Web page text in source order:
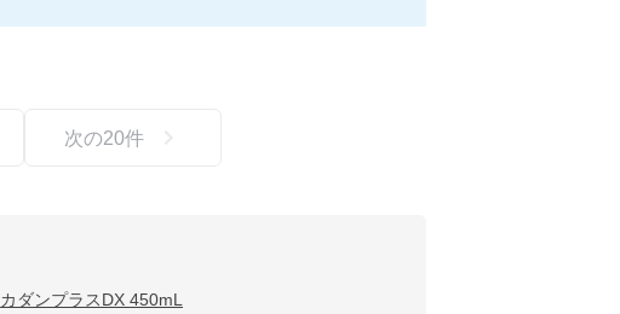
次の20件
カダンプラスDX 450mL